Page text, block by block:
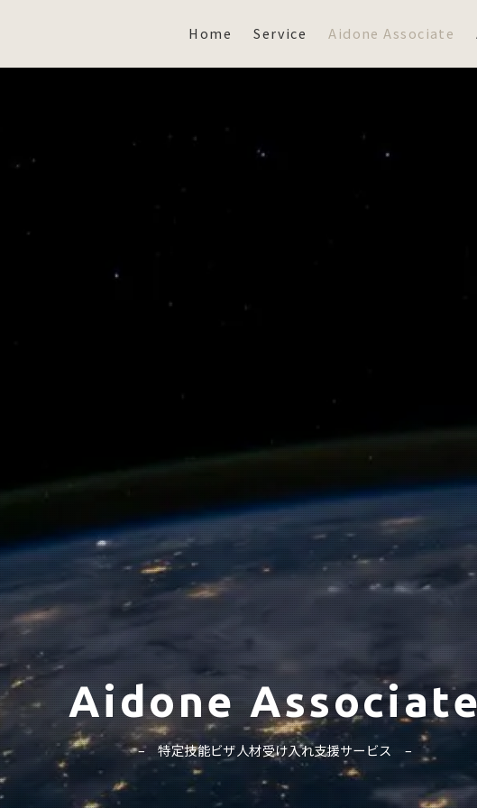
Home Service Aidone Associate
Aidone
特定技能ビザ人材受け入れ支援サービス